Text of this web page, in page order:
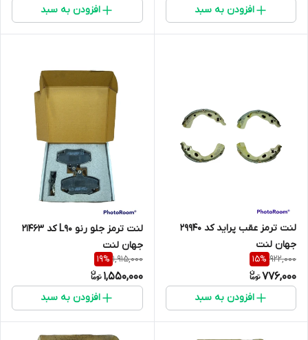
افزودن به سبد افزودن به سبد
لنت ترمز عقب پراید کد 29940
جهان لنت
922,000
15%
776,000
افزودن به سبد
لنت ترمز جلو رنو L90 کد 21463
جهان لنت
1,915,000
19%
1,550,000
افزودن به سبد